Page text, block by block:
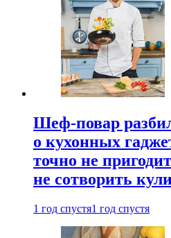
Шеф-повар
о кухонных
точно не
не сотворить
1 год спустя1 год спустя